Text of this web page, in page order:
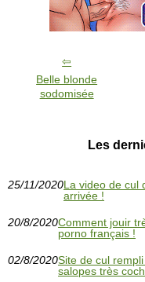
Belle blonde
sodomisée
Les
25/11/2020La video de cul
arrivée !
20/8/2020Comment jouir
porno français !
02/8/2020Site de cul
salopes très